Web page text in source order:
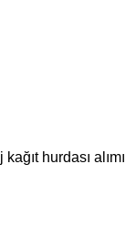
hurdası alımı